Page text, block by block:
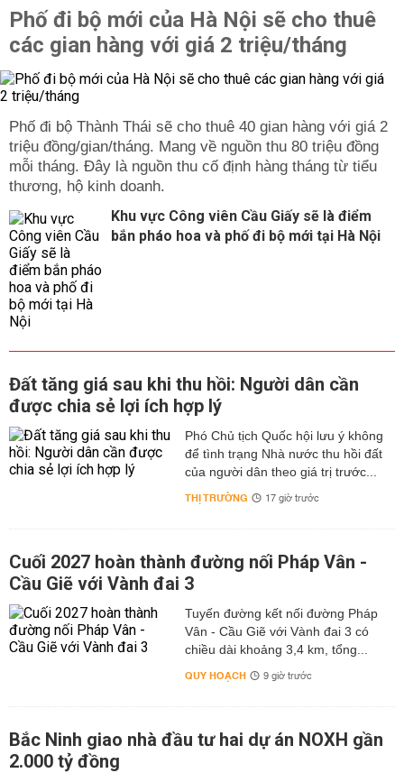
Phố đi bộ mới của Hà Nội sẽ cho thuê
các gian hàng với giá 2 triệu/tháng
Phố đi bộ Thành Thái sẽ cho thuê 40 gian hàng với giá 2
triệu đồng/gian/tháng. Mang về nguồn thu 80 triệu đồng
mỗi tháng. Đây là nguồn thu cố định hàng tháng từ tiểu
thương, hộ kinh doanh.
Khu vực Công viên Cầu Giấy sẽ là điểm
bắn pháo hoa và phố đi bộ mới tại Hà Nội
Đất tăng giá sau khi thu hồi: Người dân cần
được chia sẻ lợi ích hợp lý
Phó Chủ tịch Quốc hội lưu ý không
để tình trạng Nhà nước thu hồi đất
của người dân theo giá trị trước...
THỊ TRƯỜNG 17 giờ trước
Cuối 2027 hoàn thành đường nối Pháp Vân -
Cầu Giẽ với Vành đai 3
Tuyến đường kết nối đường Pháp
Vân - Cầu Giẽ với Vành đai 3 có
chiều dài khoảng 3,4 km, tổng...
QUY HOẠCH 9 giờ trước
Bắc Ninh giao nhà đầu tư hai dự án NOXH gần
2.000 tỷ đồng